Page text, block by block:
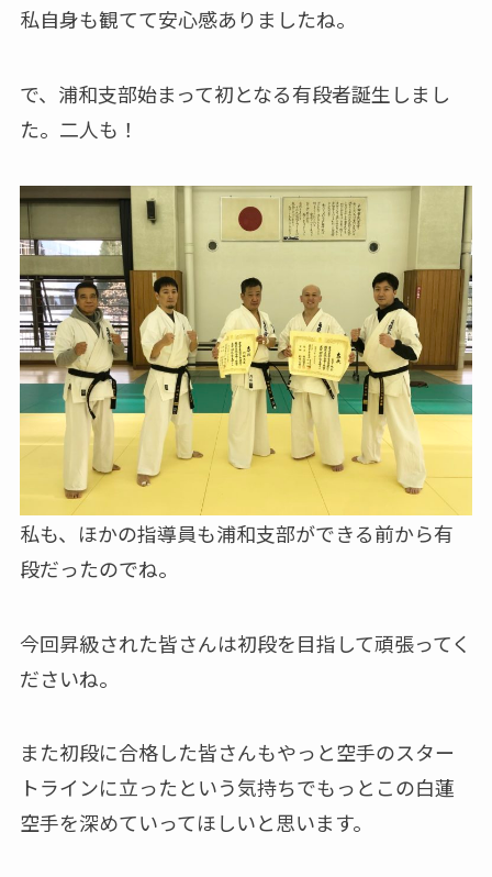
私自身も観てて安心感ありましたね。
で、浦和支部始まって初となる有段者誕生しまし
た。二人も！
私も、ほかの指導員も浦和支部ができる前から有
段だったのでね。
今回昇級された皆さんは初段を目指して頑張ってく
ださいね。
また初段に合格した皆さんもやっと空手のスター
トラインに立ったという気持ちでもっとこの白蓮
空手を深めていってほしいと思います。